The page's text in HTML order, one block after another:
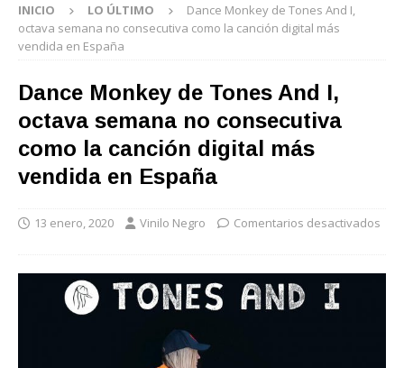
INICIO LO ÚLTIMO
Dance Monkey de Tones And I,
octava semana no consecutiva como la canción digital más
vendida en España
Dance Monkey de Tones And I,
octava semana no consecutiva
como la canción digital más
vendida en España
13 enero, 2020 Vinilo Negro Comentarios desactivados